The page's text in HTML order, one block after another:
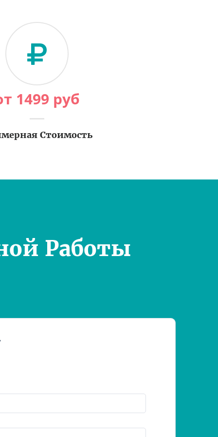
1499 руб
Стоимость
Работы